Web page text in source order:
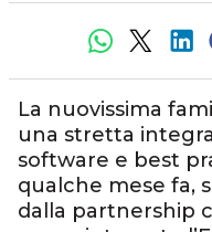
La nuovissima
una stretta
software e best
qualche mese fa,
dalla partnership